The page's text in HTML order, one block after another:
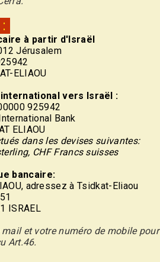
:
à partir d'Israël
Jérusalem
ELIAOU
international vers Israël :
925942
Bank
ELIAOU
dans les devises suivantes:
CHF Francs suisses
bancaire:
adressez à Tsidkat-Eliaou
ISRAEL
et votre numéro de mobile pour
Art.46.